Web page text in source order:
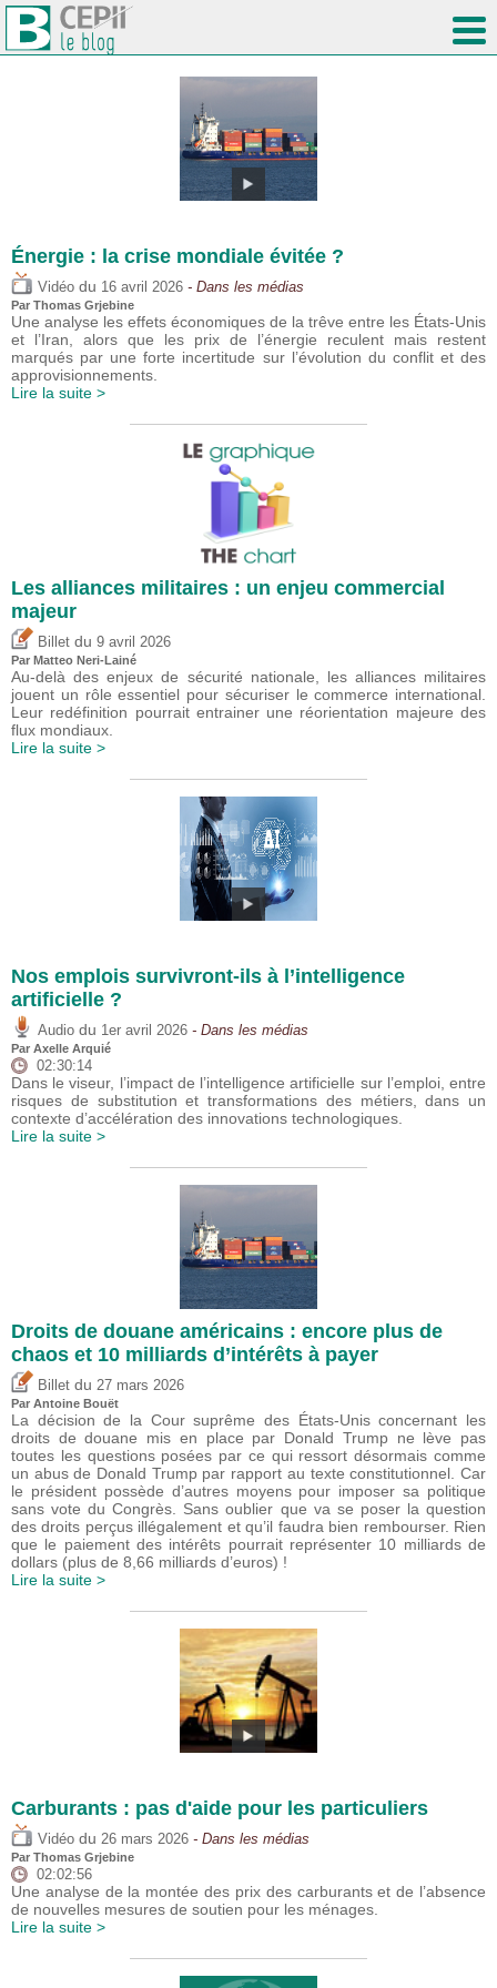
Énergie : la crise mondiale évitée ?
Vidéo du 16 avril 2026 - Dans les médias
Par Thomas Grjebine
Une analyse les effets économiques de la trêve entre les États-Unis
et l’Iran, alors que les prix de l’énergie reculent mais restent
marqués par une forte incertitude sur l’évolution du conflit et des
approvisionnements.
Lire la suite >
Les alliances militaires : un enjeu commercial
majeur
Billet du 9 avril 2026
Par Matteo Neri-Lainé
Au-delà des enjeux de sécurité nationale, les alliances militaires
jouent un rôle essentiel pour sécuriser le commerce international.
Leur redéfinition pourrait entrainer une réorientation majeure des
flux mondiaux.
Lire la suite >
Nos emplois survivront-ils à l’intelligence
artificielle ?
Audio du 1er avril 2026 - Dans les médias
Par Axelle Arquié
02:30:14
Dans le viseur, l’impact de l’intelligence artificielle sur l’emploi, entre
risques de substitution et transformations des métiers, dans un
contexte d’accélération des innovations technologiques.
Lire la suite >
Droits de douane américains : encore plus de
chaos et 10 milliards d’intérêts à payer
Billet du 27 mars 2026
Par Antoine Bouët
La décision de la Cour suprême des États-Unis concernant les
droits de douane mis en place par Donald Trump ne lève pas
toutes les questions posées par ce qui ressort désormais comme
un abus de Donald Trump par rapport au texte constitutionnel. Car
le président possède d’autres moyens pour imposer sa politique
sans vote du Congrès. Sans oublier que va se poser la question
des droits perçus illégalement et qu’il faudra bien rembourser. Rien
que le paiement des intérêts pourrait représenter 10 milliards de
dollars (plus de 8,66 milliards d’euros) !
Lire la suite >
Carburants : pas d'aide pour les particuliers
Vidéo du 26 mars 2026 - Dans les médias
Par Thomas Grjebine
02:02:56
Une analyse de la montée des prix des carburants et de l’absence
de nouvelles mesures de soutien pour les ménages.
Lire la suite >